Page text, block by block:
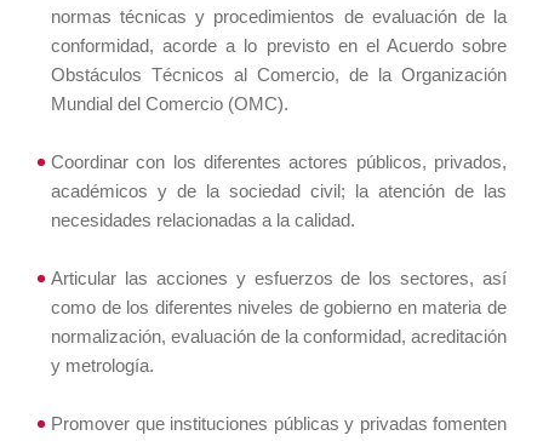
normas técnicas y procedimientos de evaluación de la
conformidad, acorde a lo previsto en el Acuerdo sobre
Obstáculos Técnicos al Comercio, de la Organización
Mundial del Comercio (OMC).
Coordinar con los diferentes actores públicos, privados,
académicos y de la sociedad civil; la atención de las
necesidades relacionadas a la calidad.
Articular las acciones y esfuerzos de los sectores, así
como de los diferentes niveles de gobierno en materia de
normalización, evaluación de la conformidad, acreditación
y metrología.
Promover que instituciones públicas y privadas fomenten